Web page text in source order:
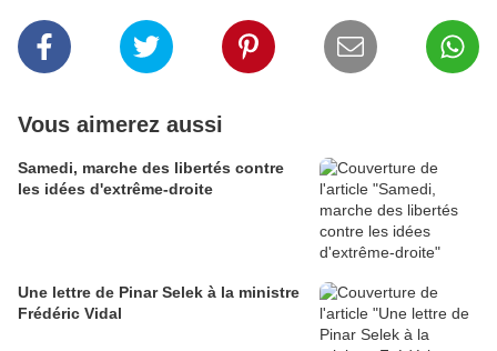
Vous aimerez aussi
Samedi, marche des libertés contre
les idées d'extrême-droite
Une lettre de Pinar Selek à la ministre
Frédéric Vidal